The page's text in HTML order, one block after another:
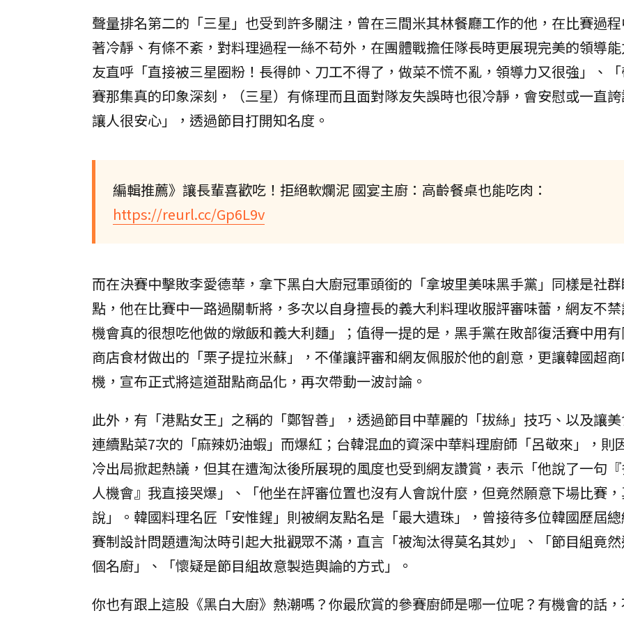
聲量排名第二的「三星」也受到許多關注，曾在三間米其林餐廳工作的他，在比賽過
著冷靜、有條不紊，對料理過程一絲不苟外，在團體戰擔任隊長時更展現完美的領導
友直呼「直接被三星圈粉！長得帥、刀工不得了，做菜不慌不亂，領導力又很強」、
賽那集真的印象深刻，（三星）有條理而且面對隊友失誤時也很冷靜，會安慰或一直
讓人很安心」，透過節目打開知名度。
編輯推薦》讓長輩喜歡吃！拒絕軟爛泥 國宴主廚：高齡餐桌也能吃肉：
https://reurl.cc/Gp6L9v
而在決賽中擊敗李愛德華，拿下黑白大廚冠軍頭銜的「拿坡里美味黑手黨」同樣是社
點，他在比賽中一路過關斬將，多次以自身擅長的義大利料理收服評審味蕾，網友不
機會真的很想吃他做的燉飯和義大利麵」；值得一提的是，黑手黨在敗部復活賽中用
商店食材做出的「栗子提拉米蘇」，不僅讓評審和網友佩服於他的創意，更讓韓國超
機，宣布正式將這道甜點商品化，再次帶動一波討論。
此外，有「港點女王」之稱的「鄭智善」，透過節目中華麗的「拔絲」技巧、以及讓
連續點菜7次的「麻辣奶油蝦」而爆紅；台韓混血的資深中華料理廚師「呂敬來」，則
冷出局掀起熱議，但其在遭淘汰後所展現的風度也受到網友讚賞，表示「他說了一句
人機會』我直接哭爆」、「他坐在評審位置也沒有人會說什麼，但竟然願意下場比賽
說」。韓國料理名匠「安惟鍟」則被網友點名是「最大遺珠」，曾接待多位韓國歷屆
賽制設計問題遭淘汰時引起大批觀眾不滿，直言「被淘汰得莫名其妙」、「節目組竟
個名廚」、「懷疑是節目組故意製造輿論的方式」。
你也有跟上這股《黑白大廚》熱潮嗎？你最欣賞的參賽廚師是哪一位呢？有機會的話